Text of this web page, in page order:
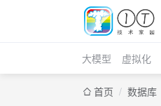
大模型 虚拟化
首页 / 数据库